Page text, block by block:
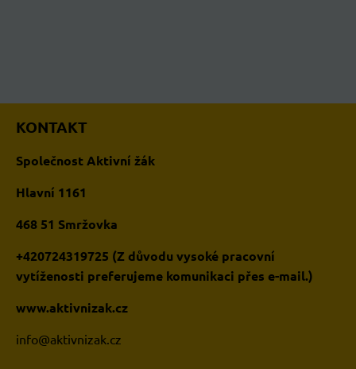
KONTAKT
Společnost Aktivní žák
Hlavní 1161
468 51 Smržovka
+420724319725 (Z důvodu vysoké pracovní
vytíženosti preferujeme komunikaci přes e-mail.)
www.aktivnizak.cz
info@aktivnizak.cz